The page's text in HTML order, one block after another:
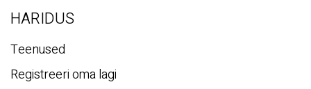
HARIDUS
Teenused
Registreeri oma lagi